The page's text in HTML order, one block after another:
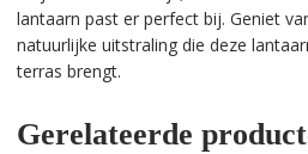
lantaarn past er perfect bij. Geniet
natuurlijke uitstraling die deze
terras brengt.
Gerelateerde